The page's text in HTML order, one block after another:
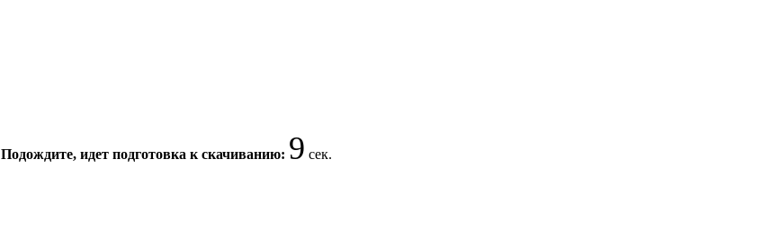
Подождите, идет подготовка к скачиванию: 8 сек.